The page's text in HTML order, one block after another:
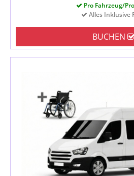
Pro Fahrzeug/
Alles Inklusive
BUCHEN